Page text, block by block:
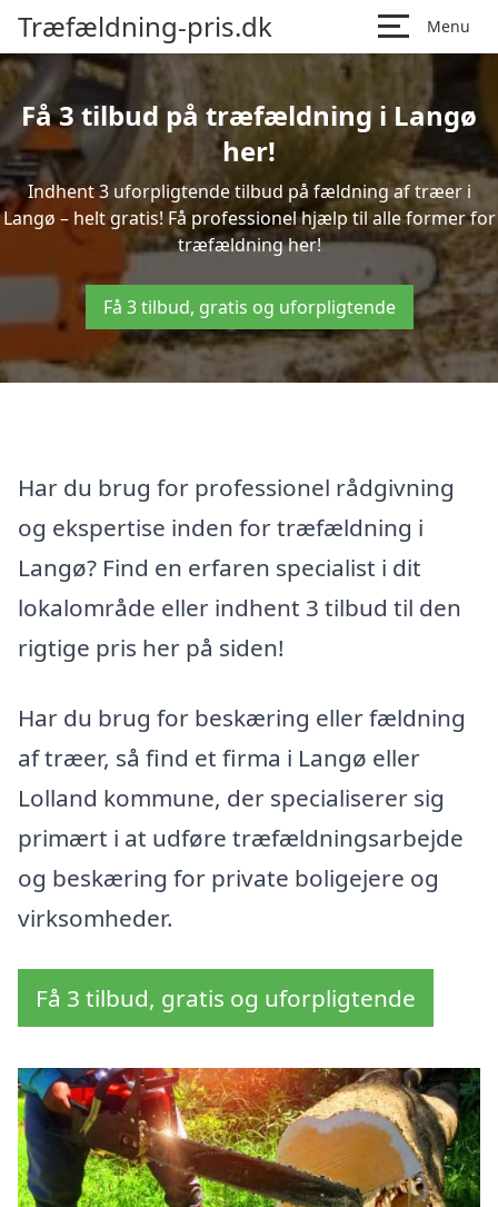
Træfældning-pris.dk Menu
Få 3 tilbud på træfældning i Langø
her!
Indhent 3 uforpligtende tilbud på fældning af træer i
Langø – helt gratis! Få professionel hjælp til alle former for
træfældning her!
Få 3 tilbud, gratis og uforpligtende
Har du brug for professionel rådgivning
og ekspertise inden for træfældning i
Langø? Find en erfaren specialist i dit
lokalområde eller indhent 3 tilbud til den
rigtige pris her på siden!
Har du brug for beskæring eller fældning
af træer, så find et firma i Langø eller
Lolland kommune, der specialiserer sig
primært i at udføre træfældningsarbejde
og beskæring for private boligejere og
virksomheder.
Få 3 tilbud, gratis og uforpligtende